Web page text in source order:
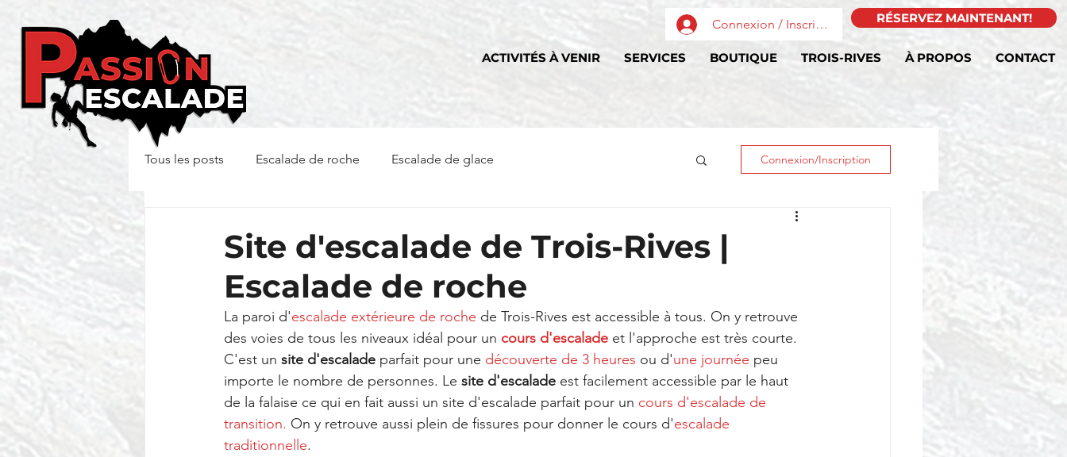
ACTIVITÉS À VENIR SERVICES BOUTIQUE TROIS-RIVES À PROPOS CONTACT
RÉSERVEZ MAINTENANT!
Connexion / Inscription
Tous les posts Escalade de roche Escalade de glace Connexion/Inscription
Site d'escalade de Trois-Rives |
Escalade de roche
La paroi d'escalade extérieure de roche de Trois-Rives est accessible à tous. On y retrouve
des voies de tous les niveaux idéal pour un cours d'escalade et l'approche est très courte.
C'est un site d'escalade parfait pour une découverte de 3 heures ou d'une journée peu
importe le nombre de personnes. Le site d'escalade est facilement accessible par le haut
de la falaise ce qui en fait aussi un site d'escalade parfait pour un cours d'escalade de
transition. On y retrouve aussi plein de fissures pour donner le cours d'escalade
traditionnelle.